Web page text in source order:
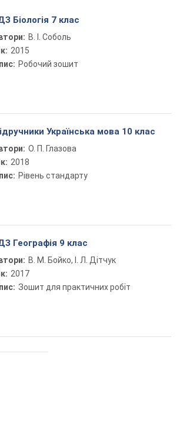
Біологія 7 клас
В. І. Соболь
2015
Робочий зошит
Українська мова 10 клас
О. П. Глазова
2018
Рівень стандарту
Географія 9 клас
В. М. Бойко, І. Л. Дітчук
2017
Зошит для практичних робіт